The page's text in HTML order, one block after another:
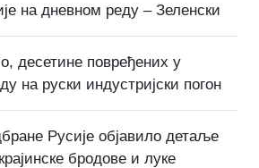
на дневном реду – Зеленски
десетине повређених у
на руски индустријски погон
Русије објавило детаље
бродове и луке